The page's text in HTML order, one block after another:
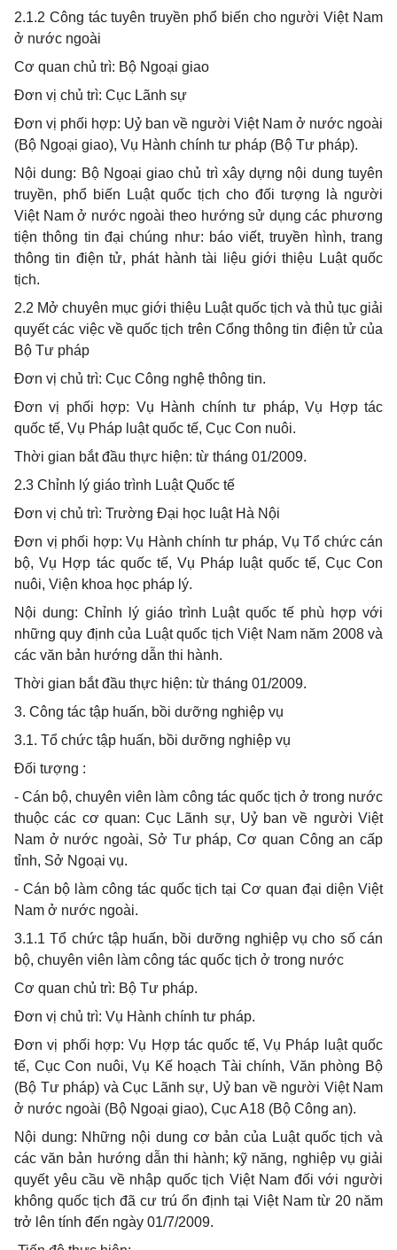
2.1.2 Công tác tuyên truyền phổ biến cho người Việt Nam
ở nước ngoài
Cơ quan chủ trì: Bộ Ngoại giao
Đơn vị chủ trì: Cục Lãnh sự
Đơn vị phối hợp: Uỷ ban về người Việt Nam ở nước ngoài
(Bộ Ngoại giao), Vụ Hành chính tư pháp (Bộ Tư pháp).
Nội dung: Bộ Ngoại giao chủ trì xây dựng nội dung tuyên
truyền, phổ biến Luật quốc tịch cho đối tượng là người
Việt Nam ở nước ngoài theo hướng sử dụng các phương
tiện thông tin đại chúng như: báo viết, truyền hình, trang
thông tin điện tử, phát hành tài liệu giới thiệu Luật quốc
tịch.
2.2 Mở chuyên mục giới thiệu Luật quốc tịch và thủ tục giải
quyết các việc về quốc tịch trên Cổng thông tin điện tử của
Bộ Tư pháp
Đơn vị chủ trì: Cục Công nghệ thông tin.
Đơn vị phối hợp: Vụ Hành chính tư pháp, Vụ Hợp tác
quốc tế, Vụ Pháp luật quốc tế, Cục Con nuôi.
Thời gian bắt đầu thực hiện: từ tháng 01/2009.
2.3 Chỉnh lý giáo trình Luật Quốc tế
Đơn vị chủ trì: Trường Đại học luật Hà Nội
Đơn vị phối hợp: Vụ Hành chính tư pháp, Vụ Tổ chức cán
bộ, Vụ Hợp tác quốc tế, Vụ Pháp luật quốc tế, Cục Con
nuôi, Viện khoa học pháp lý.
Nội dung: Chỉnh lý giáo trình Luật quốc tế phù hợp với
những quy định của Luật quốc tịch Việt Nam năm 2008 và
các văn bản hướng dẫn thi hành.
Thời gian bắt đầu thực hiện: từ tháng 01/2009.
3. Công tác tập huấn, bồi dưỡng nghiệp vụ
3.1. Tổ chức tập huấn, bồi dưỡng nghiệp vụ
Đối tượng :
- Cán bộ, chuyên viên làm công tác quốc tịch ở trong nước
thuộc các cơ quan: Cục Lãnh sự, Uỷ ban về người Việt
Nam ở nước ngoài, Sở Tư pháp, Cơ quan Công an cấp
tỉnh, Sở Ngoại vụ.
- Cán bộ làm công tác quốc tịch tại Cơ quan đại diện Việt
Nam ở nước ngoài.
3.1.1 Tổ chức tập huấn, bồi dưỡng nghiệp vụ cho số cán
bộ, chuyên viên làm công tác quốc tịch ở trong nước
Cơ quan chủ trì: Bộ Tư pháp.
Đơn vị chủ trì: Vụ Hành chính tư pháp.
Đơn vị phối hợp: Vụ Hợp tác quốc tế, Vụ Pháp luật quốc
tế, Cục Con nuôi, Vụ Kế hoạch Tài chính, Văn phòng Bộ
(Bộ Tư pháp) và Cục Lãnh sự, Uỷ ban về người Việt Nam
ở nước ngoài (Bộ Ngoại giao), Cục A18 (Bộ Công an).
Nội dung: Những nội dung cơ bản của Luật quốc tịch và
các văn bản hướng dẫn thi hành; kỹ năng, nghiệp vụ giải
quyết yêu cầu về nhập quốc tịch Việt Nam đối với người
không quốc tịch đã cư trú ổn định tại Việt Nam từ 20 năm
trở lên tính đến ngày 01/7/2009.